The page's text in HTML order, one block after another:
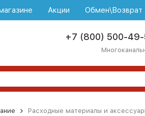
Акции Обмен\Возврат
+7 (800) 500-
Расходные материалы и